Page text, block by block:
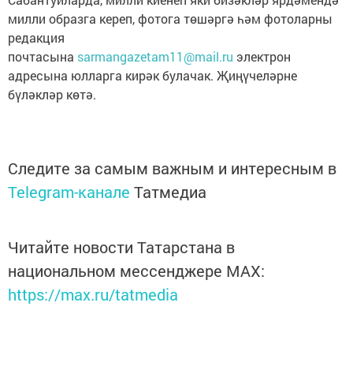
милли образга кереп, фотога төшәргә һәм фотоларны
редакция
почтасына sarmangazetam11@mail.ru электрон
адресына юлларга кирәк булачак. Җиңүчеләрне
бүләкләр көтә.
Следите за самым важным и интересным в
Telegram-канале Татмедиа
Читайте новости Татарстана в
национальном мессенджере MАХ:
https://max.ru/tatmedia